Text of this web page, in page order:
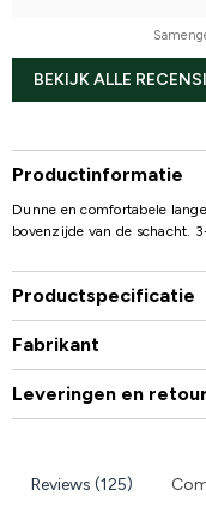
BEKIJK ALLE
Productinformatie
Dunne en comfortabele
bovenzijde van de schacht.
Productspecificatie
Fabrikant
Leveringen en
Reviews (125)